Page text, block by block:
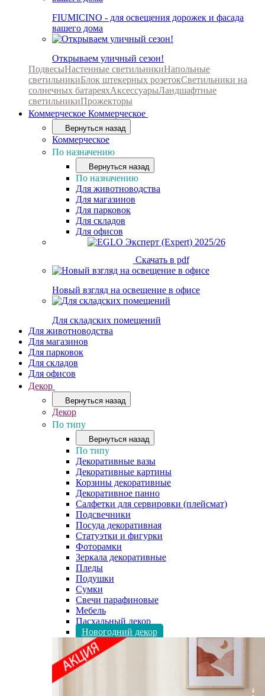
FIUMICINO - для освещения дорожек и фасада
вашего дома
Открываем уличный сезон!
ПодвесыНастенные светильникиНапольные
светильникиБлок штекерных розетокСветильники на
солнечных батареяхАксессуарыЛандшафтные
светильникиПрожекторы
Коммерческое Коммерческое
Вернуться назад
Коммерческое
По назначению
Вернуться назад
По назначению
Для животноводства
Для магазинов
Для парковок
Для складов
Для офисов
Скачать в pdf
Новый взгляд на освещение в офисе
Для складских помещений
Для животноводства
Для магазинов
Для парковок
Для складов
Для офисов
Декор
Вернуться назад
Декор
По типу
Вернуться назад
По типу
Декоративные вазы
Декоративные картины
Корзины декоративные
Декоративное панно
Салфетки для сервировки (плейсмат)
Подсвечники
Посуда декоративная
Статуэтки и фигурки
Фоторамки
Зеркала декоративные
Пледы
Подушки
Сумки
Свечи парафиновые
Мебель
Пасхальный декор
Новогодний декор